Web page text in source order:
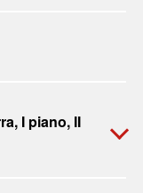
I piano, II